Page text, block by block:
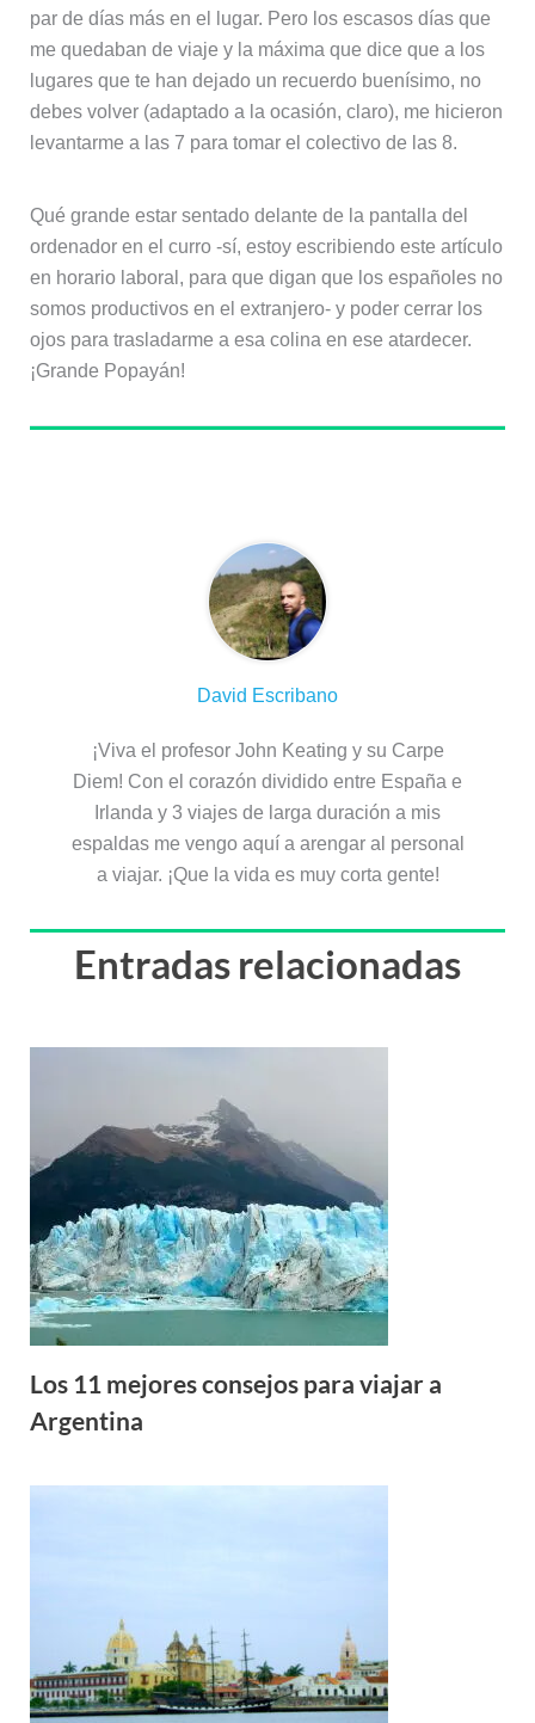
par de días más en el lugar. Pero los escasos días que
me quedaban de viaje y la máxima que dice que a los
lugares que te han dejado un recuerdo buenísimo, no
debes volver (adaptado a la ocasión, claro), me hicieron
levantarme a las 7 para tomar el colectivo de las 8.
Qué grande estar sentado delante de la pantalla del
ordenador en el curro -sí, estoy escribiendo este artículo
en horario laboral, para que digan que los españoles no
somos productivos en el extranjero- y poder cerrar los
ojos para trasladarme a esa colina en ese atardecer.
¡Grande Popayán!
David Escribano
¡Viva el profesor John Keating y su Carpe
Diem! Con el corazón dividido entre España e
Irlanda y 3 viajes de larga duración a mis
espaldas me vengo aquí a arengar al personal
a viajar. ¡Que la vida es muy corta gente!
Entradas relacionadas
Los 11 mejores consejos para viajar a
Argentina